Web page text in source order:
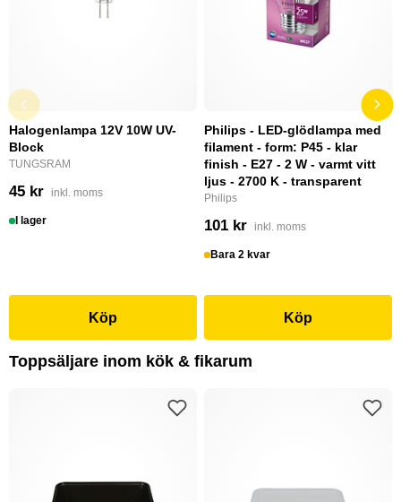
Halogenlampa 12V 10W UV-
Block
TUNGSRAM
45 kr inkl. moms
I lager
Köp
Philips - LED-glödlampa med
filament - form: P45 - klar
finish - E27 - 2 W - varmt vitt
ljus - 2700 K - transparent
Philips
101 kr inkl. moms
Bara 2 kvar
Köp
Toppsäljare inom kök & fikarum